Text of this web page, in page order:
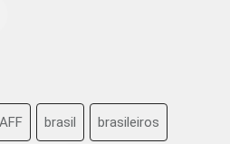
brasil brasileiros